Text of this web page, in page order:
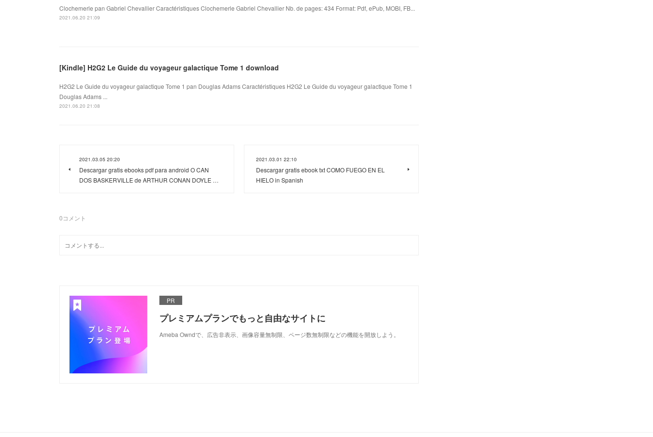
Clochemerle pan Gabriel Chevallier Caractéristiques Clochemerle Gabriel Chevallier Nb. de pages: 434 Format: Pdf, ePub, MOBI, FB...
2021.06.20 21:09
[Kindle] H2G2 Le Guide du voyageur galactique Tome 1 download
H2G2 Le Guide du voyageur galactique Tome 1 pan Douglas Adams Caractéristiques H2G2 Le Guide du voyageur galactique Tome 1
Douglas Adams ...
2021.06.20 21:08
2021.03.05 20:20
Descargar gratis ebooks pdf para android O CAN
DOS BASKERVILLE de ARTHUR CONAN DOYLE …
2021.03.01 22:10
Descargar gratis ebook txt COMO FUEGO EN EL
HIELO in Spanish
0コメント
PR
プレミアムプランでもっと自由なサイトに
Ameba Owndで、広告非表示、画像容量無制限、ページ数無制限などの機能を開放しよう。